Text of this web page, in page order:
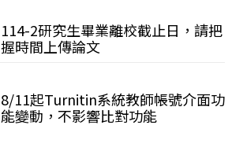
114-2研究生畢業離校截止日，請把
握時間上傳論文
8/11起Turnitin系統教師帳號介面功
能變動，不影響比對功能